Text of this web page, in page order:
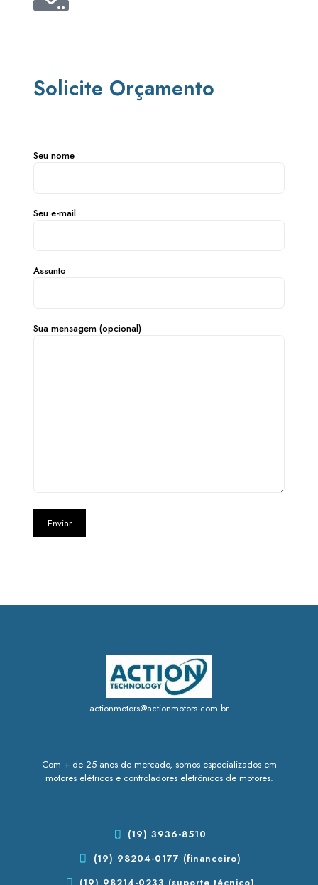
Solicite Orçamento
Seu nome
Seu e-mail
Assunto
Sua mensagem (opcional)
actionmotors@actionmotors.com.br
Com + de 25 anos de mercado, somos especializados em
motores elétricos e controladores eletrônicos de motores.
(19) 3936-8510
(19) 98204-0177 (financeiro)